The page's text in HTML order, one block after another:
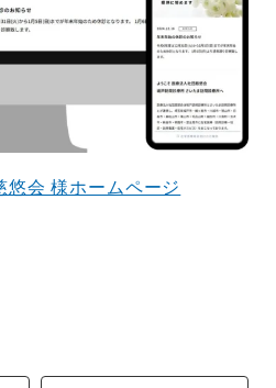
悠会 様ホームページ
益が残らない仕事になってしまって
た…